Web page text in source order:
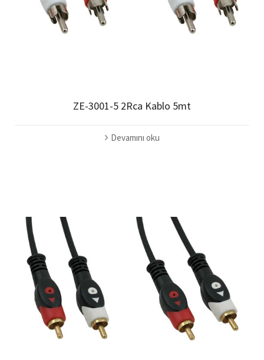
ZE-3001-5 2Rca Kablo 5mt
Devamını oku